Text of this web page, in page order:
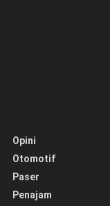
Opini
Otomotif
Paser
Penajam